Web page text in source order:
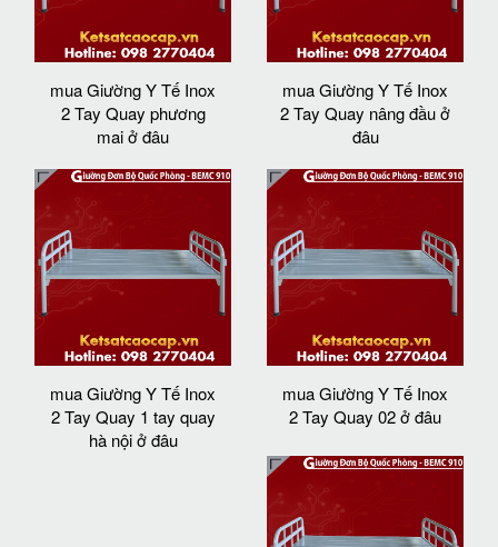
mua Giường Y Tế Inox
2 Tay Quay phương
mai ở đâu
mua Giường Y Tế Inox
2 Tay Quay nâng đầu ở
đâu
mua Giường Y Tế Inox
2 Tay Quay 1 tay quay
hà nội ở đâu
mua Giường Y Tế Inox
2 Tay Quay 02 ở đâu